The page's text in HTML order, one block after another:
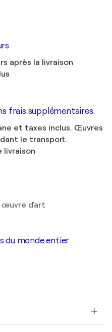
après la livraison
frais supplémentaires.
et taxes inclus. Œuvres
le transport.
livraison
œuvre d'art
du monde entier